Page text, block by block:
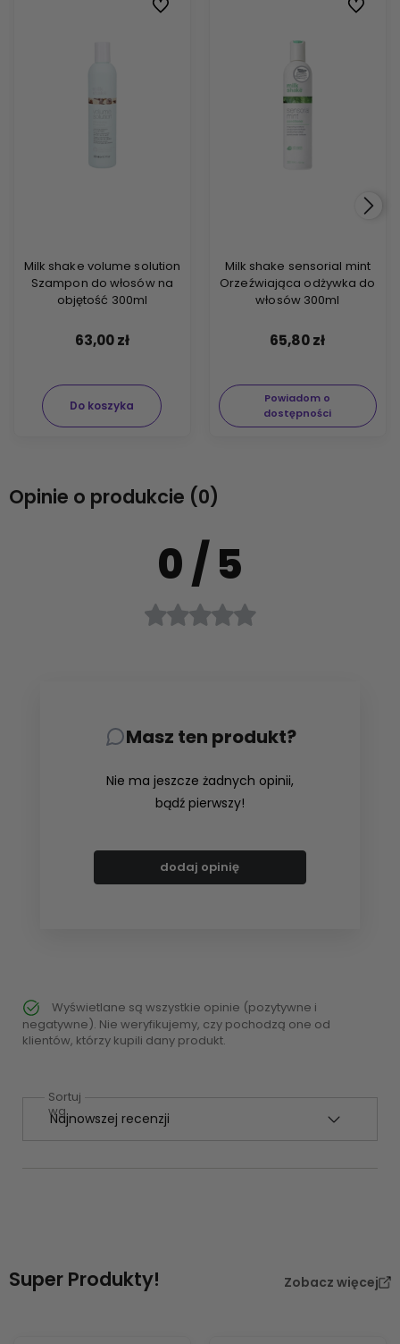
Milk shake volume solution
Szampon do włosów na
objętość 300ml
63,00 zł
Do koszyka
Do ulubionych
Milk shake sensorial mint
Orzeźwiająca odżywka do
włosów 300ml
65,80 zł
Powiadom o
dostępności
Do
Opinie o produkcie (0)
0/ 5
Masz ten produkt?
Nie ma jeszcze żadnych opinii,
bądź pierwszy!
dodaj opinię
Wyświetlane są wszystkie opinie (pozytywne i
negatywne). Nie weryfikujemy, czy pochodzą one od
klientów, którzy kupili dany produkt.
Sortuj
wg
Super Produkty! Zobacz więcej